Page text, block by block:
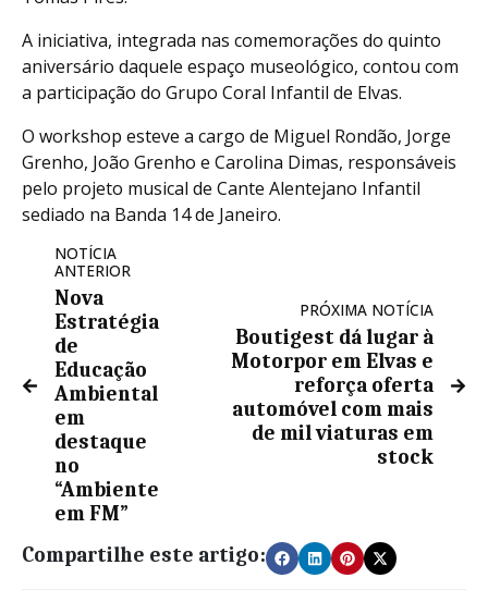
A iniciativa, integrada nas comemorações do quinto
aniversário daquele espaço museológico, contou com
a participação do Grupo Coral Infantil de Elvas.
O workshop esteve a cargo de Miguel Rondão, Jorge
Grenho, João Grenho e Carolina Dimas, responsáveis
pelo projeto musical de Cante Alentejano Infantil
sediado na Banda 14 de Janeiro.
NOTÍCIA
ANTERIOR
Nova
Estratégia
de
Educação
Ambiental
em
destaque
no
“Ambiente
em FM”
PRÓXIMA NOTÍCIA
Boutigest dá lugar à
Motorpor em Elvas e
reforça oferta
automóvel com mais
de mil viaturas em
stock
Compartilhe este artigo: